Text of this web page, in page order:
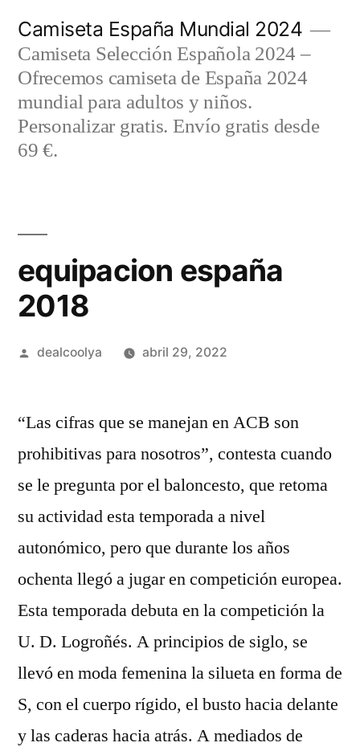
contenido
Camiseta España Mundial 2024
Camiseta Selección Española 2024 –
Ofrecemos camiseta de España 2024
mundial para adultos y niños.
Personalizar gratis. Envío gratis desde
69 €.
equipacion españa
2018
Publicado
dealcoolya abril 29, 2022
“Las cifras que se manejan en ACB son
prohibitivas para nosotros”, contesta cuando
se le pregunta por el baloncesto, que retoma
su actividad esta temporada a nivel
autonómico, pero que durante los años
ochenta llegó a jugar en competición europea.
Esta temporada debuta en la competición la
U. D. Logroñés. A principios de siglo, se
llevó en moda femenina la silueta en forma de
S, con el cuerpo rígido, el busto hacia delante
y las caderas hacia atrás. A mediados de